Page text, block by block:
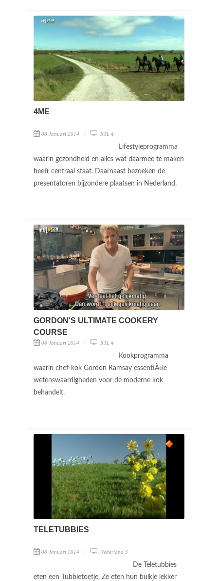
4ME
08 Januari 2014 RTL 4
Lifestyleprogramma
waarin gezondheid en alles wat daarmee te maken
heeft centraal staat. Daarnaast bezoeken de
presentatoren bijzondere plaatsen in Nederland.
GORDON'S ULTIMATE COOKERY
COURSE
08 Januari 2014 RTL 4
Kookprogramma
waarin chef-kok Gordon Ramsay essentiÃ«le
wetenswaardigheden voor de moderne kok
behandelt.
TELETUBBIES
08 Januari 2014 Nederland 3
De Teletubbies
eten een Tubbietoetje. Ze eten hun buikje lekker